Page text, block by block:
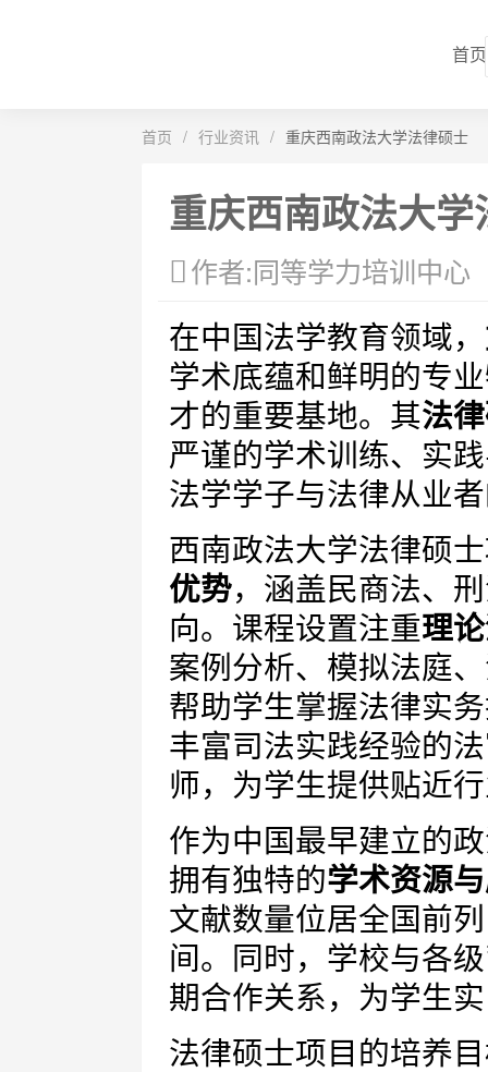
首页
首页 / 行业资讯 / 重庆西南政法大学法律硕士
重庆西南政法大学
作者:同等学力培训中心
在中国法学教育领域，
学术底蕴和鲜明的专
才的重要基地。其法
严谨的学术训练、实
法学学子与法律从业
西南政法大学法律硕
优势，涵盖民商法、
向。课程设置注重理
案例分析、模拟法庭
帮助学生掌握法律实
丰富司法实践经验的
师，为学生提供贴近
作为中国最早建立的
拥有独特的学术资源
文献数量位居全国前
间。同时，学校与各
期合作关系，为学生
法律硕士项目的培养